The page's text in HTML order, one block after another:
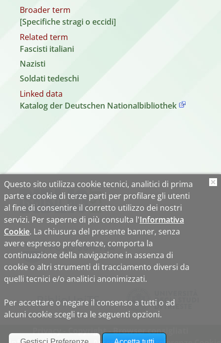
Broader term
[Specifiche stragi o eccidi]
Related term
Fascisti italiani
Nazisti
Soldati tedeschi
Linked data
Katalog der Deutschen Nationalbibliothek
BiblioUniTS
Privacy Copyright
Browser consigliati
Questo sito utilizza cookie tecnici, analitici di prima
parte e cookie di terze parti per profilare gli utenti
al fine di consentire il corretto utilizzo dei nostri
servizi. Per saperne di più consulta l'Informativa
Cookie. La chiusura del presente banner, senza
avere espresso preferenze, comporta la
continuazione della navigazione in assenza di
cookie o altri strumenti di tracciamento diversi da
quelli tecnici e/o analitici anonimizzati.
Per accettare o negare il consenso a tutti o ad
alcuni cookie scegli tra le seguenti opzioni.